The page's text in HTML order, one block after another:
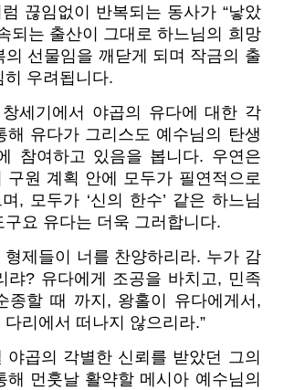
끊임없이 반복되는 동사가 “낳았
되는 출산이 그대로 하느님의 희망
의 선물임을 깨닫게 되며 작금의 출
히 우려됩니다.
세기에서 야곱의 유다에 대한 각
해 유다가 그리스도 예수님의 탄생
참여하고 있음을 봅니다. 우연은
구원 계획 안에 모두가 필연적으로
, 모두가 ‘신의 한수’ 같은 하느님
구요 유다는 더욱 그러합니다.
형제들이 너를 찬양하리라. 누가 감
랴? 유다에게 조공을 바치고, 민족
종할 때 까지, 왕홀이 유다에게서,
리에서 떠나지 않으리라.”
야곱의 각별한 신뢰를 받았던 그의
해 먼훗날 활약할 메시아 예수님의